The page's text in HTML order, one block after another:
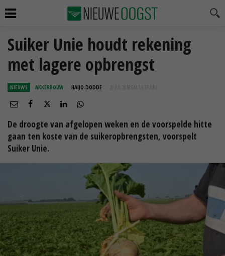
Suiker Unie houdt rekening
met lagere opbrengst
NIEUWS AKKERBOUW HAIJO DODDE 26 JUL 2018 OM 14:37
De droogte van afgelopen weken en de voorspelde hitte
gaan ten koste van de suikeropbrengsten, voorspelt
Suiker Unie.